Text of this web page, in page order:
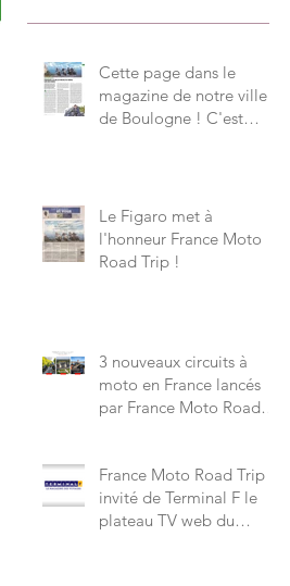
Cette page dans le
magazine de notre ville
de Boulogne ! C'est
Le Figaro met à
l'honneur France Moto
Road Trip !
3 nouveaux circuits à
moto en France lancés
par France Moto Road
France Moto Road Trip
invité de Terminal F le
plateau TV web du